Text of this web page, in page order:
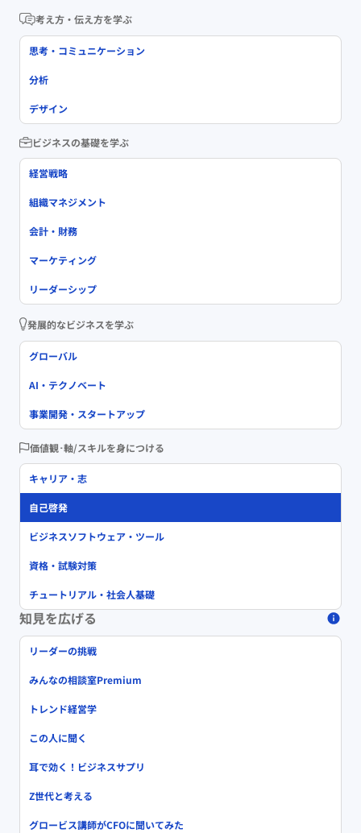
考え方・伝え方を学ぶ
思考・コミュニケーション
分析
デザイン
ビジネスの基礎を学ぶ
経営戦略
組織マネジメント
会計・財務
マーケティング
リーダーシップ
発展的なビジネスを学ぶ
グローバル
AI・テクノベート
事業開発・スタートアップ
価値観･軸/スキルを身につける
キャリア・志
自己啓発
ビジネスソフトウェア・ツール
資格・試験対策
チュートリアル・社会人基礎
知見を広げる
リーダーの挑戦
みんなの相談室Premium
トレンド経営学
この人に聞く
耳で効く！ビジネスサプリ
Z世代と考える
グロービス講師がCFOに聞いてみた